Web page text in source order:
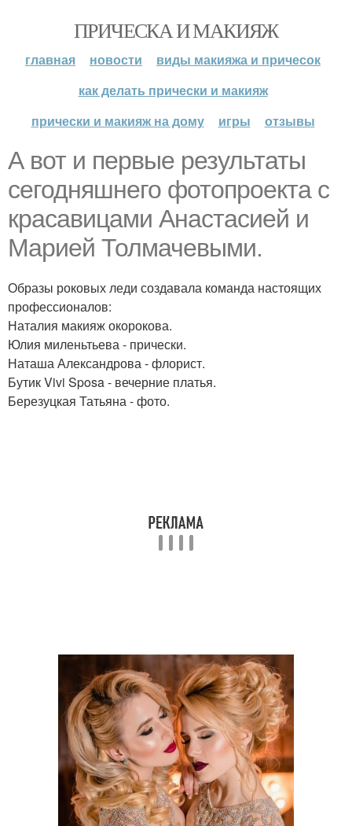
ПРИЧЕСКА И МАКИЯЖ
главная новости
виды макияжа и причесок
как делать прически и макияж
прически и макияж на дому
игры отзывы
А вот и первые результаты
сегодняшнего фотопроекта с
красавицами Анастасией и
Марией Толмачевыми.
Образы роковых леди создавала команда настоящих
профессионалов:
Наталия макияж окорокова.
Юлия миленьтьева - прически.
Наташа Александрова - флорист.
Бутик Vivi Sposa - вечерние платья.
Березуцкая Татьяна - фото.